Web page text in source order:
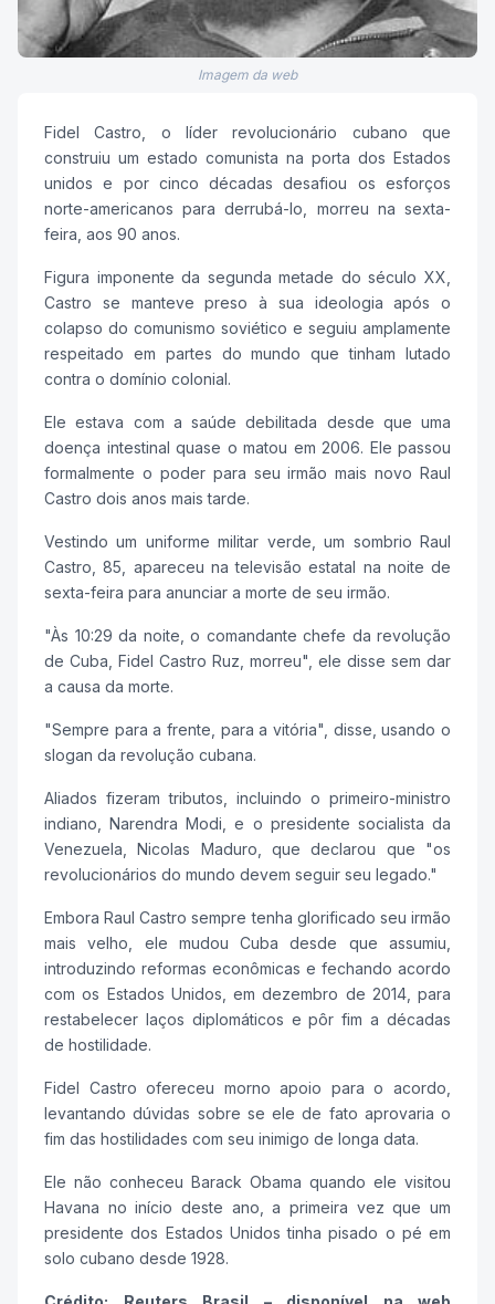
Imagem da web
Fidel Castro, o líder revolucionário cubano que
construiu um estado comunista na porta dos Estados
unidos e por cinco décadas desafiou os esforços
norte-americanos para derrubá-lo, morreu na sexta-
feira, aos 90 anos.
Figura imponente da segunda metade do século XX,
Castro se manteve preso à sua ideologia após o
colapso do comunismo soviético e seguiu amplamente
respeitado em partes do mundo que tinham lutado
contra o domínio colonial.
Ele estava com a saúde debilitada desde que uma
doença intestinal quase o matou em 2006. Ele passou
formalmente o poder para seu irmão mais novo Raul
Castro dois anos mais tarde.
Vestindo um uniforme militar verde, um sombrio Raul
Castro, 85, apareceu na televisão estatal na noite de
sexta-feira para anunciar a morte de seu irmão.
"Às 10:29 da noite, o comandante chefe da revolução
de Cuba, Fidel Castro Ruz, morreu", ele disse sem dar
a causa da morte.
"Sempre para a frente, para a vitória", disse, usando o
slogan da revolução cubana.
Aliados fizeram tributos, incluindo o primeiro-ministro
indiano, Narendra Modi, e o presidente socialista da
Venezuela, Nicolas Maduro, que declarou que "os
revolucionários do mundo devem seguir seu legado."
Embora Raul Castro sempre tenha glorificado seu irmão
mais velho, ele mudou Cuba desde que assumiu,
introduzindo reformas econômicas e fechando acordo
com os Estados Unidos, em dezembro de 2014, para
restabelecer laços diplomáticos e pôr fim a décadas
de hostilidade.
Fidel Castro ofereceu morno apoio para o acordo,
levantando dúvidas sobre se ele de fato aprovaria o
fim das hostilidades com seu inimigo de longa data.
Ele não conheceu Barack Obama quando ele visitou
Havana no início deste ano, a primeira vez que um
presidente dos Estados Unidos tinha pisado o pé em
solo cubano desde 1928.